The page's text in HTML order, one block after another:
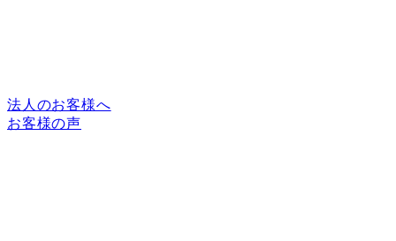
法人のお客様へ
お客様の声